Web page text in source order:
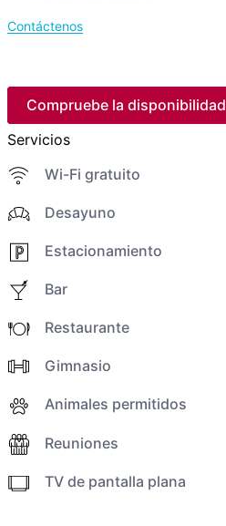
Contáctenos
Compruebe la disponibilidad
Servicios
Wi-Fi gratuito
Desayuno
Estacionamiento
Bar
Restaurante
Gimnasio
Animales permitidos
Reuniones
TV de pantalla plana